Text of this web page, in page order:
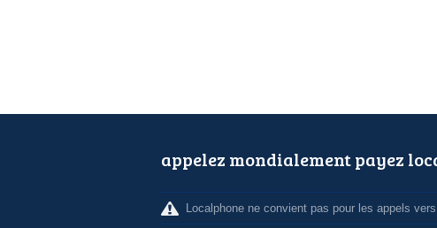
appelez mondialement payez
Localphone ne convient pas pour les appels